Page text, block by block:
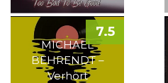
MICHAEL
BEHRENDT –
Verhört
7.5